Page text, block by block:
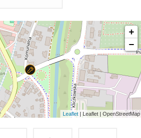
+
−
Leaflet | Leaflet | OpenStreetMap